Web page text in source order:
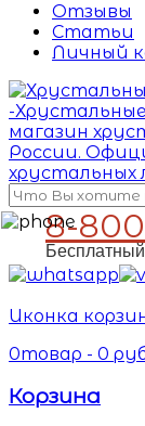
Отзывы
Статьи
Личный
8-
Иконка
0товар - 0
Корзина